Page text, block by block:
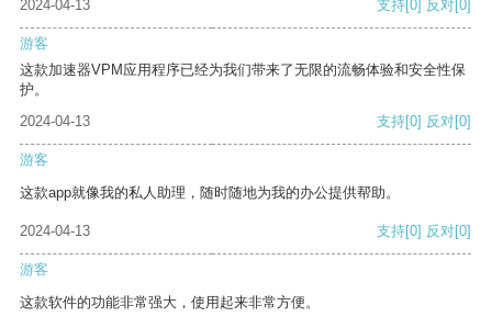
2024-04-13 支持 [0] 反对 [0]
游客
这款加速器VPM应用程序已经为我们带来了无限的流畅体验和安全性保
护。
2024-04-13
支持[0] 反对[0]
游客
这款app就像我的私人助理，随时随地为我的办公提供帮助。
2024-04-13 支持[0] 反对[0]
游客
这款软件的功能非常强大，使用起来非常方便。